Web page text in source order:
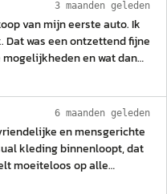
3 maanden geleden
van mijn eerste auto. Ik
was een ontzettend fijne
en wat dan
het om een tweedehands
bij aankoop. Heel erg
met mijn aankoop!
6 maanden geleden
en mensgerichte
kleding binnenloopt, dat
moeiteloos op alle